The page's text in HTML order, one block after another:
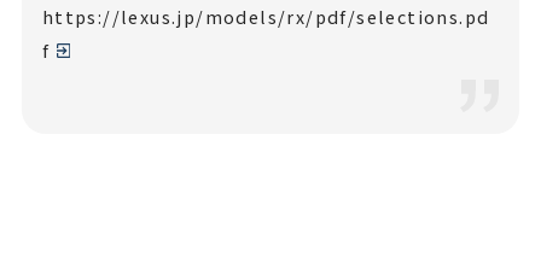
https://lexus.jp/models/rx/pdf/selections.pd
f